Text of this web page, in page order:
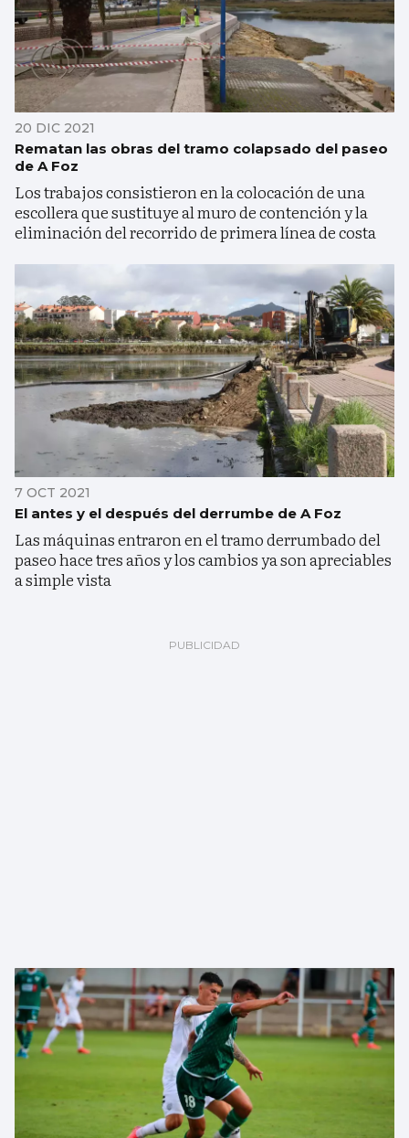
20 DIC 2021
Rematan las obras del tramo colapsado del paseo
de A Foz
Los trabajos consistieron en la colocación de una
escollera que sustituye al muro de contención y la
eliminación del recorrido de primera línea de costa
7 OCT 2021
El antes y el después del derrumbe de A Foz
Las máquinas entraron en el tramo derrumbado del
paseo hace tres años y los cambios ya son apreciables
a simple vista